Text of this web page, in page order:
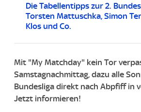
Die Tabellentipps zur 2.
Torsten Mattuschka, Simon
Klos und Co.
Mit "My Matchday" kein Tor
Samstagnachmittag, dazu alle
Bundesliga direkt nach Abpfiff in
Jetzt informieren!